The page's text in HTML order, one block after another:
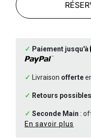
✓ Paiement jusqu'à
✓ Livraison offerte
✓ Retours possibles
✓ Seconde Main :
En savoir plus